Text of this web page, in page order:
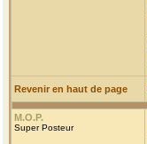
Revenir en haut de page
M.O.P.
Super Posteur